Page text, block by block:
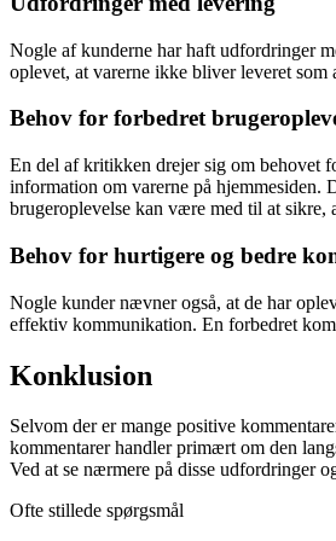
Nogle af kunderne har haft udfordringer
oplevet, at varerne ikke bliver leveret
Behov for forbedret
En del af kritikken drejer sig om behovet
information om varerne på hjemmesiden.
brugeroplevelse kan være med til at sikre,
Behov for hurtigere og bedre
Nogle kunder nævner også, at de har
effektiv kommunikation. En forbedret
Konklusion
Selvom der er mange positive
kommentarer handler primært om den
Ved at se nærmere på disse udfordringer
Ofte stillede spørgsmål